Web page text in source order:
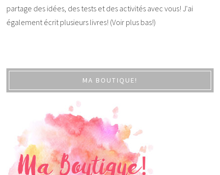
partage des idées, des tests et des activités avec vous! J'ai
également écrit plusieurs livres! (Voir plus bas!)
MA BOUTIQUE!